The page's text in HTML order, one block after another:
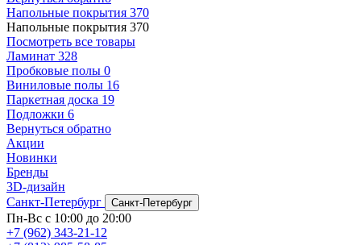
Напольные покрытия 370
Напольные покрытия 370
Посмотреть все товары
Ламинат 328
Пробковые полы 0
Виниловые полы 16
Паркетная доска 19
Подложки 6
Вернуться обратно
Акции
Новинки
Бренды
3D-дизайн
Санкт-Петербург
Санкт-Петербург
Пн-Вс с 10:00 до 20:00
+7 (962) 343-21-12